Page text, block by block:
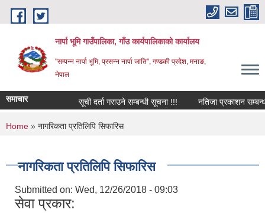
Skip to main content
नार्पा भूमि गाउँपालिका, गाँउ कार्यपालिकाको कार्यालय
"सम्पन्न नार्पा भूमि, प्रसन्न नार्पा जाति", गण्डकी प्रदेश, मनाङ,
नेपाल
समाचार सूची दर्ता गराउने सम्बन्धी सूचना !!! नतिजा प्रकाशन
You are here
Home » नागरिकता प्रतिलिपि सिफारिस
नागरिकता प्रतिलिपि सिफारिस
Submitted on: Wed, 12/26/2018 - 09:03
सेवा प्रकार: